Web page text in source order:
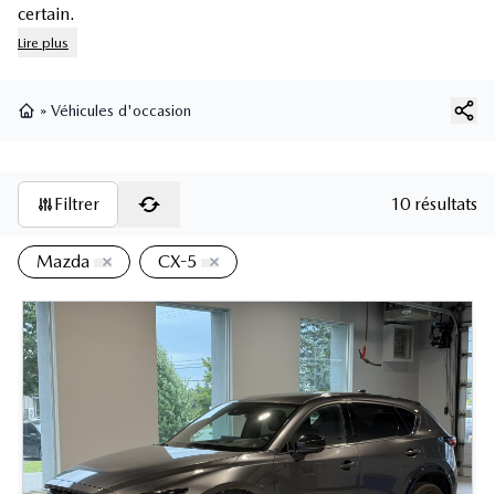
certain.
Lire plus
» Véhicules d'occasion
Filtrer 10 résultats
Mazda CX-5